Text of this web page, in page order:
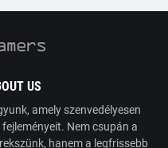
US
amely szenvedélyesen
Nem csupán a
hanem a legfrissebb